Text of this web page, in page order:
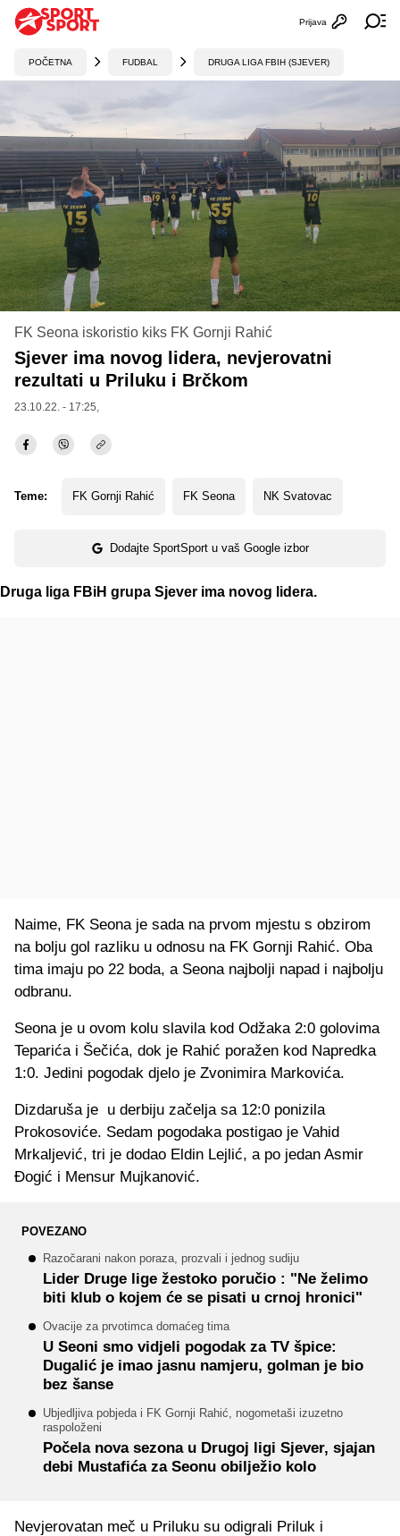
Otvori
Prijava
POČETNA FUDBAL DRUGA LIGA FBIH (SJEVER)
FK Seona iskoristio kiks FK Gornji Rahić
Sjever ima novog lidera, nevjerovatni
rezultati u Priluku i Brčkom
23.10.22. - 17:25,
Teme: FK Gornji Rahić FK Seona NK Svatovac
Dodajte SportSport u vaš Google izbor
Druga liga FBiH grupa Sjever ima novog lidera.
Naime, FK Seona je sada na prvom mjestu s obzirom
na bolju gol razliku u odnosu na FK Gornji Rahić. Oba
tima imaju po 22 boda, a Seona najbolji napad i najbolju
odbranu.
Seona je u ovom kolu slavila kod Odžaka 2:0 golovima
Teparića i Šečića, dok je Rahić poražen kod Napredka
1:0. Jedini pogodak djelo je Zvonimira Markovića.
Dizdaruša je u derbiju začelja sa 12:0 ponizila
Prokosoviće. Sedam pogodaka postigao je Vahid
Mrkaljević, tri je dodao Eldin Lejlić, a po jedan Asmir
Đogić i Mensur Mujkanović.
POVEZANO
Razočarani nakon poraza, prozvali i jednog sudiju
Lider Druge lige žestoko poručio : "Ne želimo
biti klub o kojem će se pisati u crnoj hronici"
Ovacije za prvotimca domaćeg tima
U Seoni smo vidjeli pogodak za TV špice:
Dugalić je imao jasnu namjeru, golman je bio
bez šanse
Ubjedljiva pobjeda i FK Gornji Rahić, nogometaši izuzetno
raspoloženi
Počela nova sezona u Drugoj ligi Sjever, sjajan
debi Mustafića za Seonu obilježio kolo
Nevjerovatan meč u Priluku su odigrali Priluk i